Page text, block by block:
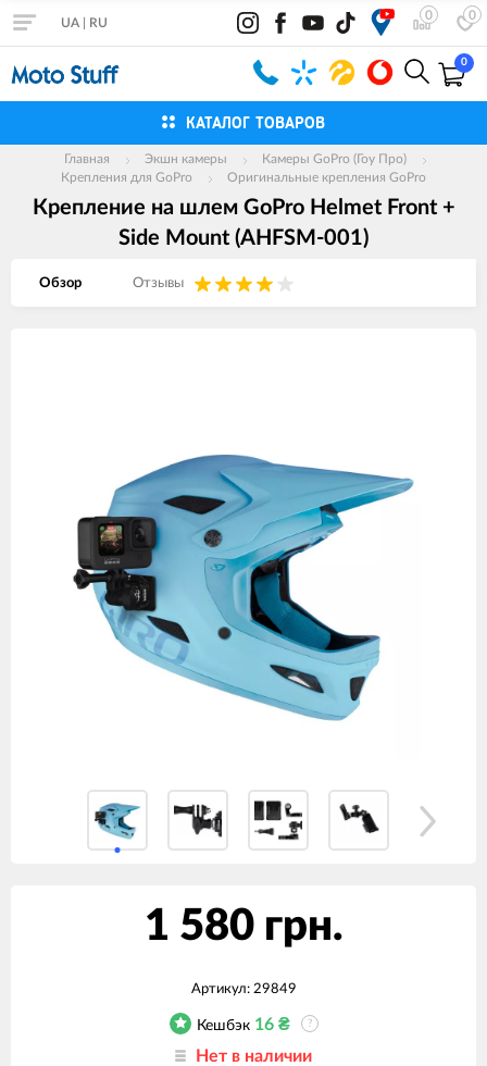
0 0
UA RU
0
КАТАЛОГ ТОВАРОВ
Главная Экшн камеры
Камеры GoPro (Гоу Про)
Крепления для GoPro
Оригинальные крепления GoPro
Крепление на шлем GoPro Helmet Front +
Side Mount (AHFSM-001)
Обзор Отзывы
1 580 грн.
Артикул: 29849
Кешбэк 16₴ ?
Нет в наличии